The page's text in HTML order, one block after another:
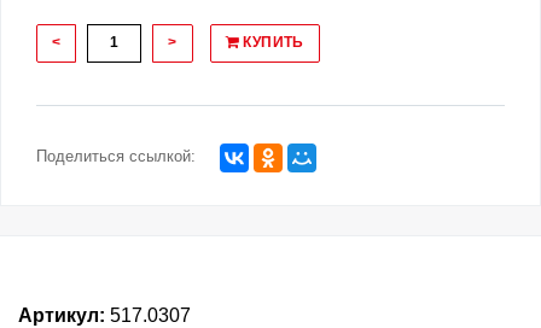
< > КУПИТЬ
Поделиться ссылкой:
Артикул: 517.0307